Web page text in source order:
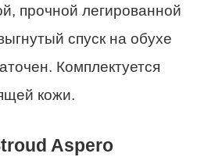
прочной легированной
спуск на обухе
Комплектуется
кожи.
Aspero